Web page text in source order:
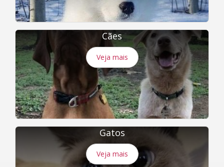
Cães
Veja mais
Gatos
Veja mais